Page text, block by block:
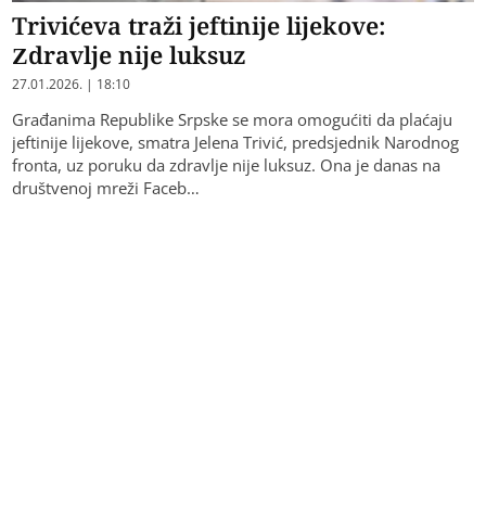
Trivićeva traži jeftinije lijekove:
Zdravlje nije luksuz
27.01.2026. | 18:10
Građanima Republike Srpske se mora omogućiti da plaćaju
jeftinije lijekove, smatra Jelena Trivić, predsjednik Narodnog
fronta, uz poruku da zdravlje nije luksuz. Ona je danas na
društvenoj mreži Faceb…